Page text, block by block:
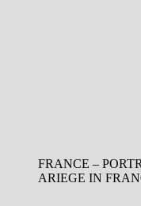
FRANCE –
ARIEGE IN